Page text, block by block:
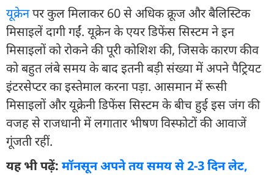
यूक्रेनपर कुल मिलाकर 60 से अधिक क्रूज और बैलिस्टिक
मिसाइलें दागी गईं. यूक्रेन के एयर डिफेंस सिस्टम ने इन
मिसाइलों को रोकने की पूरी कोशिश की, जिसके कारण कीव
को बहुत लंबे समय के बाद इतनी बड़ी संख्या में अपने पैट्रियट
इंटरसेप्टर का इस्तेमाल करना पड़ा. आसमान में रूसी
मिसाइलों और यूक्रेनी डिफेंस सिस्टम के बीच हुई इस जंग की
वजह से राजधानी में लगातार भीषण विस्फोटों की आवाजें
गूंजती रहीं.
यह भी पढ़ें: मॉनसून अपने तय समय से 2-3 दिन लेट,